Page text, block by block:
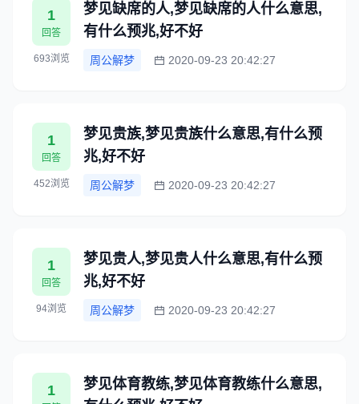
1
回答
693浏览
梦见缺席的人,梦见缺席的人什么意思,
有什么预兆,好不好
周公解梦 2020-09-23 20:42:27
1
回答
452浏览
梦见贵族,梦见贵族什么意思,有什么预
兆,好不好
周公解梦 2020-09-23 20:42:27
1
回答
94浏览
梦见贵人,梦见贵人什么意思,有什么预
兆,好不好
周公解梦 2020-09-23 20:42:27
1
梦见体育教练,梦见体育教练什么意思,